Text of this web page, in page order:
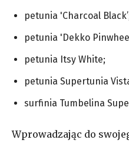
petunia 'Charcoal Black’
petunia 'Dekko
petunia Itsy White;
petunia Supertunia
surfinia Tumbelina
Wprowadzając do